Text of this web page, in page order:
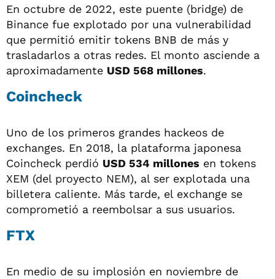
En octubre de 2022, este puente (bridge) de
Binance fue explotado por una vulnerabilidad
que permitió emitir tokens BNB de más y
trasladarlos a otras redes. El monto asciende a
aproximadamente USD 568 millones.
Coincheck
Uno de los primeros grandes hackeos de
exchanges. En 2018, la plataforma japonesa
Coincheck perdió USD 534 millones en tokens
XEM (del proyecto NEM), al ser explotada una
billetera caliente. Más tarde, el exchange se
comprometió a reembolsar a sus usuarios.
FTX
En medio de su implosión en noviembre de